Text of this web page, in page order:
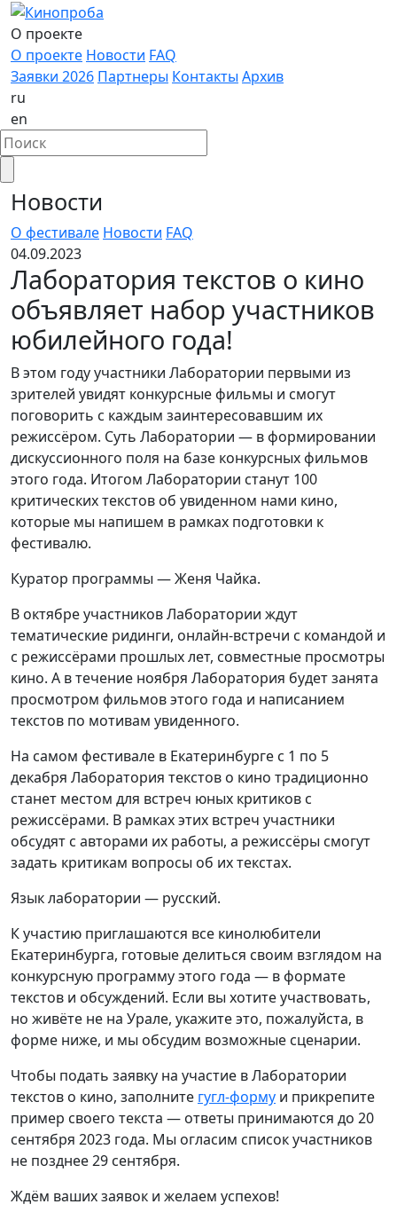
О проекте
О проекте Новости FAQ
Заявки 2026 Партнеры Контакты Архив
ru
en
Новости
О фестивале Новости FAQ
04.09.2023
Лаборатория текстов о кино
объявляет набор участников
юбилейного года!
В этом году участники Лаборатории первыми из
зрителей увидят конкурсные фильмы и смогут
поговорить с каждым заинтересовавшим их
режиссёром. Суть Лаборатории — в формировании
дискуссионного поля на базе конкурсных фильмов
этого года. Итогом Лаборатории станут 100
критических текстов об увиденном нами кино,
которые мы напишем в рамках подготовки к
фестивалю.
Куратор программы — Женя Чайка.
В октябре участников Лаборатории ждут
тематические ридинги, онлайн-встречи с командой и
с режиссёрами прошлых лет, совместные просмотры
кино. А в течение ноября Лаборатория будет занята
просмотром фильмов этого года и написанием
текстов по мотивам увиденного.
На самом фестивале в Екатеринбурге с 1 по 5
декабря Лаборатория текстов о кино традиционно
станет местом для встреч юных критиков с
режиссёрами. В рамках этих встреч участники
обсудят с авторами их работы, а режиссёры смогут
задать критикам вопросы об их текстах.
Язык лаборатории — русский.
К участию приглашаются все кинолюбители
Екатеринбурга, готовые делиться своим взглядом на
конкурсную программу этого года — в формате
текстов и обсуждений. Если вы хотите участвовать,
но живёте не на Урале, укажите это, пожалуйста, в
форме ниже, и мы обсудим возможные сценарии.
Чтобы подать заявку на участие в Лаборатории
текстов о кино, заполните гугл-форму и прикрепите
пример своего текста — ответы принимаются до 20
сентября 2023 года. Мы огласим список участников
не позднее 29 сентября.
Ждём ваших заявок и желаем успехов!